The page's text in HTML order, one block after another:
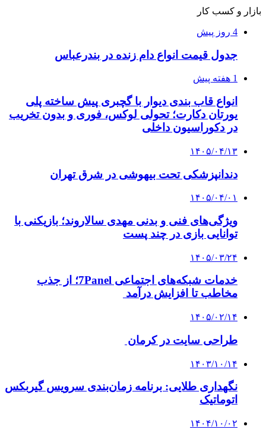
بازار و کسب کار
4 روز پیش
جدول قیمت انواع دام زنده در بندرعباس
1 هفته پیش
انواع قاب بندی دیوار با گچبری پیش ساخته پلی
یورتان دکارت؛ تحولی لوکس، فوری و بدون تخریب
در دکوراسیون داخلی
۱۴۰۵/۰۴/۱۳
دندانپزشکی تحت بیهوشی در شرق تهران
۱۴۰۵/۰۴/۰۱
ویژگی‌های فنی و بدنی مهدی سالاروند؛ بازیکنی با
توانایی بازی در چند پست
۱۴۰۵/۰۳/۲۴
خدمات شبکه‌های اجتماعی 7Panel؛ از جذب
مخاطب تا افزایش درآمد
۱۴۰۵/۰۲/۱۴
طراحی سایت در کرمان
۱۴۰۳/۱۰/۱۴
نگهداری طلایی: برنامه زمان‌بندی سرویس گیربکس
اتوماتیک
۱۴۰۴/۱۰/۰۲